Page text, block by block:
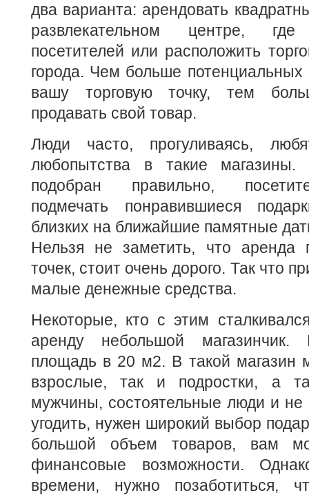
два варианта: арендовать
развлекательном центре,
посетителей или расположить
города. Чем больше потенциальных
вашу торговую точку, тем
продавать свой товар.
Люди часто, прогуливаясь,
любопытства в такие магазины.
подобран правильно,
подмечать понравившиеся
близких на ближайшие памятные
Нельзя не заметить, что аренда
точек, стоит очень дорого. Так что
малые денежные средства.
Некоторые, кто с этим
аренду небольшой магазинчик.
площадь в 20 м2. В такой магазин
взрослые, так и подростки, а
мужчины, состоятельные люди и
угодить, нужен широкий выбор
большой объем товаров, вам
финансовые возможности.
времени, нужно позаботиться,